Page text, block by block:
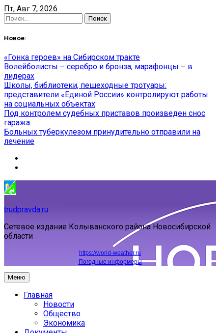
Skip
to
content
Пт, Авг 7, 2026
Найти:
Новое:
«Гонка героев» на Сибирском тракте
Волейболисты – серебро и бронза, марафонцы – в
лидерах
Школы, библиотеки, пешеходные тротуары:
представители «Единой России» контролируют работы
на социальных объектах
Под контролем судебных приставов произведен снос
гаража
Больных туберкулезом принудительно отправили на
лечение
trudpravda.ru
Сетевое издание Колыванского района Новосибирской
области
https://world-weather.ru
Погодные информеры
Меню
Главная
Новости
Общество
Экономика